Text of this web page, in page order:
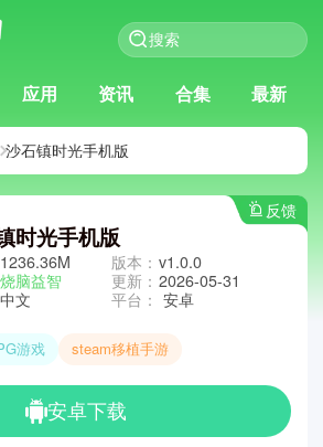
应用 资讯 合集 最新
沙石镇时光手机版
反馈
时光手机版
1236.36M
烧脑益智
中文
版本： v1.0.0
更新： 2026-05-31
平台： 安卓
游戏 steam移植手游
安卓下载